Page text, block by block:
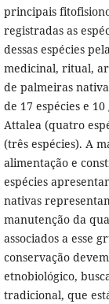
principais
registradas as
dessas espécies
medicinal, ritual,
de palmeiras
de 17 espécies e
Attalea (quatro
(três espécies). A
alimentação e
espécies
nativas
manutenção da
associados a esse
conservação
etnobiológico,
tradicional, que